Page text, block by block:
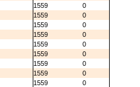
1559
0
1559
0
1559
0
1559
0
1559
0
1559
0
1559
0
1559
0
1559
0